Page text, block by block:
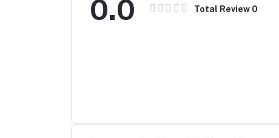
0.0 Total Review 0